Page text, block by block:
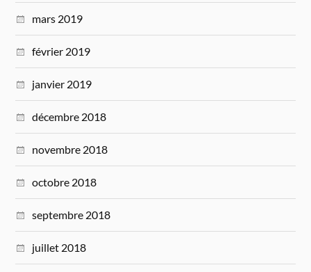
mars 2019
février 2019
janvier 2019
décembre 2018
novembre 2018
octobre 2018
septembre 2018
juillet 2018